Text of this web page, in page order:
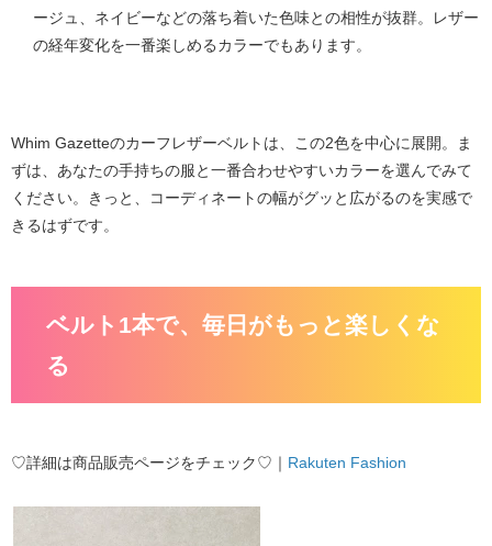
ージュ、ネイビーなどの落ち着いた色味との相性が抜群。レザー
の経年変化を一番楽しめるカラーでもあります。
Whim Gazetteのカーフレザーベルト は、この2色を中心に展開。ま
ずは、あなたの手持ちの服と一番合わせやすいカラーを選んでみて
ください。きっと、コーディネートの幅がグッと広がるのを実感で
きるはずです。
ベルト1本で、毎日がもっと楽しくな
る
♡詳細は商品販売ページをチェック♡｜ Rakuten Fashion